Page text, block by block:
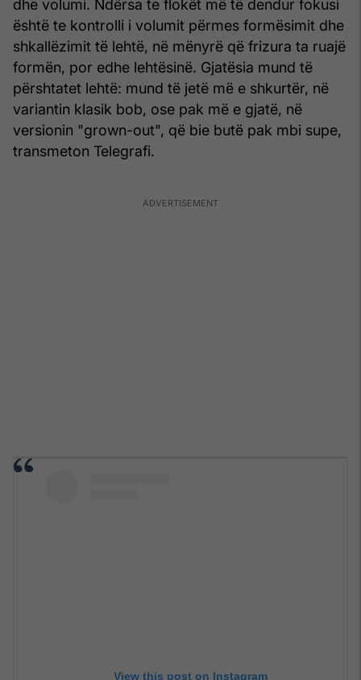
dhe volumi. Ndërsa te flokët më të dendur fokusi
është te kontrolli i volumit përmes formësimit dhe
shkallëzimit të lehtë, në mënyrë që frizura ta ruajë
formën, por edhe lehtësinë. Gjatësia mund të
përshtatet lehtë: mund të jetë më e shkurtër, në
variantin klasik bob, ose pak më e gjatë, në
versionin "grown-out", që bie butë pak mbi supe,
transmeton Telegrafi.
View this post on Instagram